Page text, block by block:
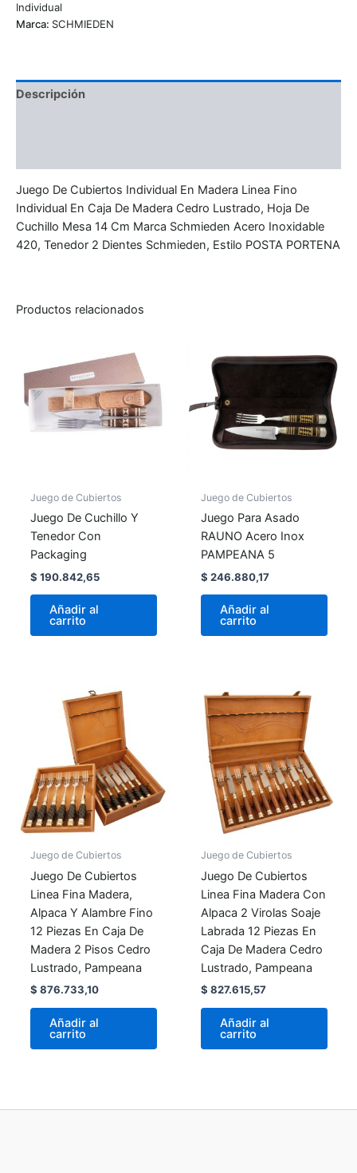
Individual
Marca: SCHMIEDEN
Descripción
Juego De Cubiertos Individual En Madera Linea Fino
Individual En Caja De Madera Cedro Lustrado, Hoja De
Cuchillo Mesa 14 Cm Marca Schmieden Acero Inoxidable
420, Tenedor 2 Dientes Schmieden, Estilo POSTA PORTENA
Productos relacionados
Juego de Cubiertos
Juego De Cuchillo Y
Tenedor Con
Packaging
$ 190.842,65
Añadir al
carrito
Juego de Cubiertos
Juego Para Asado
RAUNO Acero Inox
PAMPEANA 5
$ 246.880,17
Añadir al
carrito
Juego de Cubiertos
Juego De Cubiertos
Linea Fina Madera,
Alpaca Y Alambre Fino
12 Piezas En Caja De
Madera 2 Pisos Cedro
Lustrado, Pampeana
$ 876.733,10
Añadir al
carrito
Juego de Cubiertos
Juego De Cubiertos
Linea Fina Madera Con
Alpaca 2 Virolas Soaje
Labrada 12 Piezas En
Caja De Madera Cedro
Lustrado, Pampeana
$ 827.615,57
Añadir al
carrito